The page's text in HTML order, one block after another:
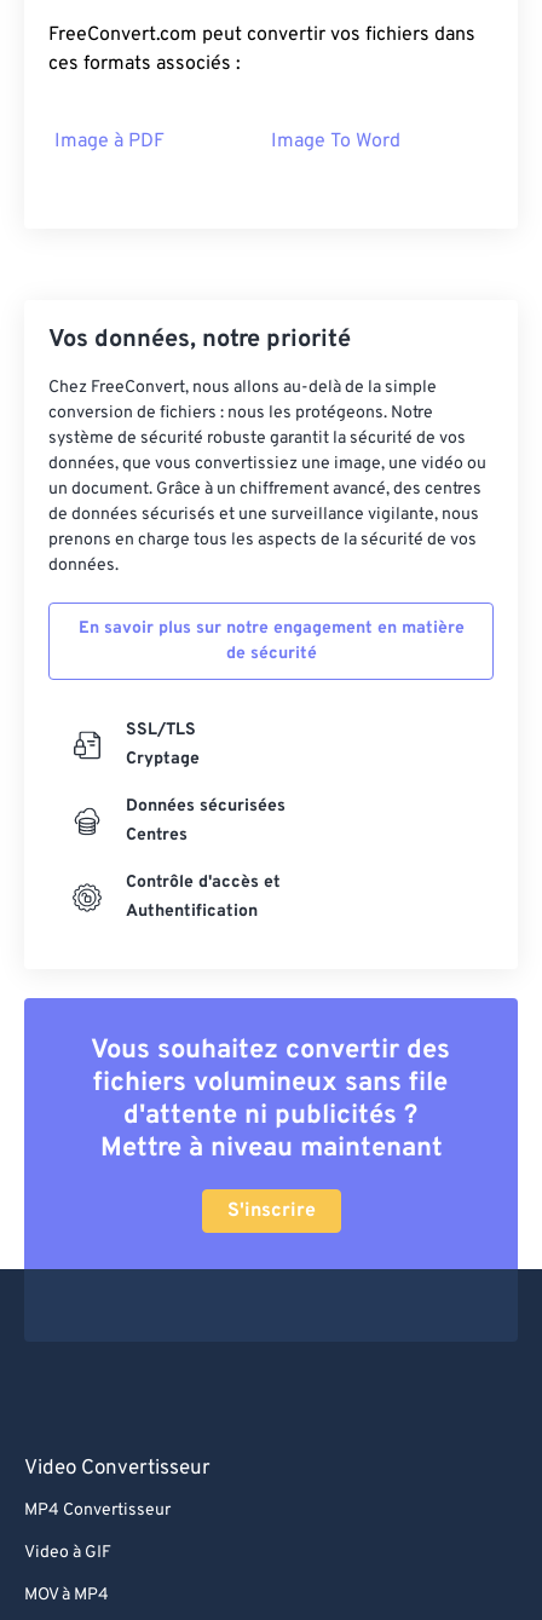
FreeConvert.com peut convertir vos fichiers dans
ces formats associés :
Image à PDF Image To Word
Vos données, notre priorité
Chez FreeConvert, nous allons au-delà de la simple
conversion de fichiers : nous les protégeons. Notre
système de sécurité robuste garantit la sécurité de vos
données, que vous convertissiez une image, une vidéo ou
un document. Grâce à un chiffrement avancé, des centres
de données sécurisés et une surveillance vigilante, nous
prenons en charge tous les aspects de la sécurité de vos
données.
En savoir plus sur notre engagement en matière
de sécurité
SSL/TLS
Cryptage
Données sécurisées
Centres
Contrôle d'accès et
Authentification
Vous souhaitez convertir des
fichiers volumineux sans file
d'attente ni publicités ?
Mettre à niveau maintenant
S'inscrire
Video Convertisseur
MP4 Convertisseur
Video à GIF
MOV à MP4